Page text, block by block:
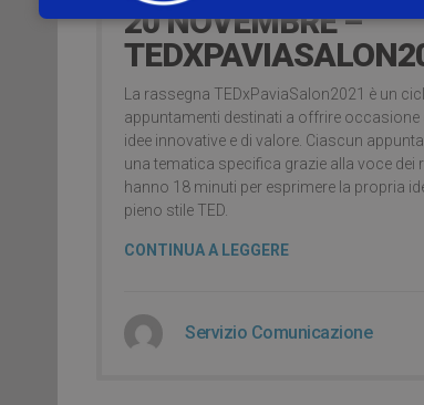
20 NOVEMBRE –
La rassegna TEDxPaviaSalon2021 è un
appuntamenti destinati a offrire
idee innovative e di valore. Ciascun
una tematica specifica grazie alla voce dei
hanno 18 minuti per esprimere la propria
pieno stile TED.
CONTINUA A LEGGERE
Servizio Comunicazione